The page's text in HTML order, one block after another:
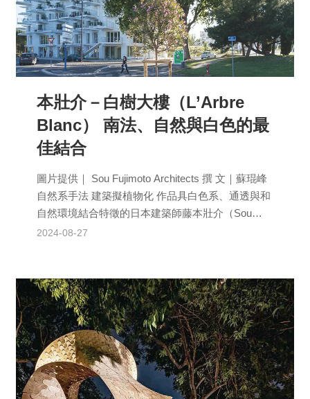
本壯介－白樹大樓（L’Arbre
Blanc） 南法、自然與白色的最
佳結合
圖片提供｜ Sou Fujimoto Architects 撰 文｜蘇琨峰
自然系手法 建築擬植物化 作品具白色系、通透與和
自然環境結合特徵的日本建築師藤本壯介（Sou
Fujim...
2024-08-27